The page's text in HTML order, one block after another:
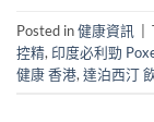
Posted in健康資訊
控精, 印度必利勁
健康 香港, 達泊西汀